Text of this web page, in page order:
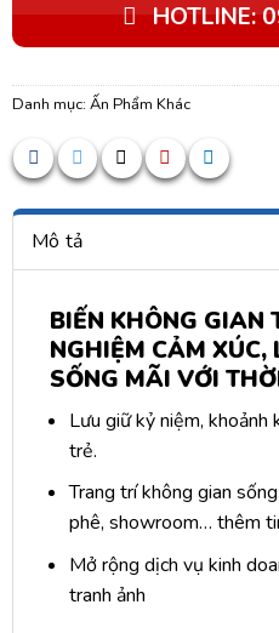
HOTLINE:
Danh mục: Ấn Phẩm Khác
Mô tả
BIẾN KHÔNG GIAN
NGHIỆM CẢM XÚC,
SỐNG MÃI VỚI
Lưu giữ kỷ niệm, khoảnh
trẻ.
Trang trí không gian
phê, showroom… thêm
Mở rộng dịch vụ kinh
tranh ảnh